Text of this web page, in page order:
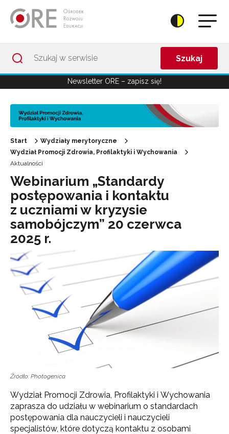
Szukaj
Newsletter ORE – zapisz się!
Start
Wydziały merytoryczne
Wydział Promocji Zdrowia, Profilaktyki i Wychowania
Aktualności
Webinarium „Standardy
postępowania i kontaktu
z uczniami w kryzysie
samobójczym” 20 czerwca
2025 r.
Źródło: Photogenica
Wydział Promocji Zdrowia, Profilaktyki i Wychowania
zaprasza do udziału w webinarium o standardach
postępowania dla nauczycieli i nauczycieli
specjalistów, które dotyczą kontaktu z osobami